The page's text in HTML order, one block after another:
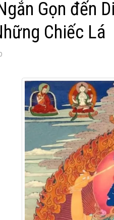
Gọn đến
Chiếc Lá